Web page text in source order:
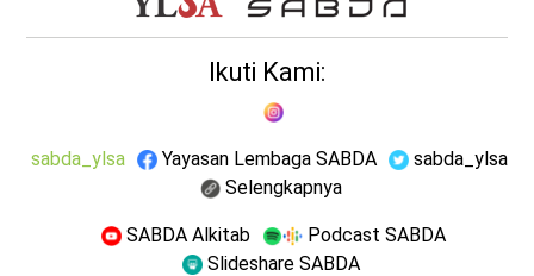
Ikuti Kami:
sabda_ylsa Yayasan Lembaga SABDA
sabda_ylsa
Selengkapnya
SABDA Alkitab
Podcast SABDA
Slideshare SABDA